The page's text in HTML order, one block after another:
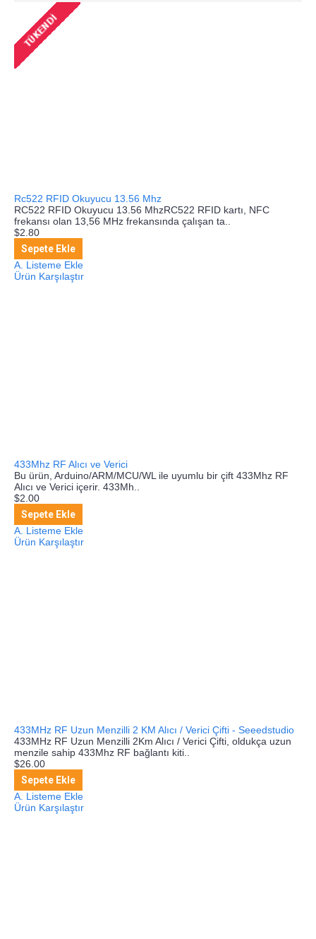
Rc522 RFID Okuyucu 13.56 Mhz
RC522 RFID Okuyucu 13.56 MhzRC522 RFID kartı, NFC
frekansı olan 13,56 MHz frekansında çalışan ta..
$2.80
Sepete Ekle
A. Listeme Ekle
Ürün Karşılaştır
433Mhz RF Alıcı ve Verici
Bu ürün, Arduino/ARM/MCU/WL ile uyumlu bir çift 433Mhz RF
Alıcı ve Verici içerir. 433Mh..
$2.00
Sepete Ekle
A. Listeme Ekle
Ürün Karşılaştır
433MHz RF Uzun Menzilli 2 KM Alıcı / Verici Çifti - Seeedstudio
433MHz RF Uzun Menzilli 2Km Alıcı / Verici Çifti, oldukça uzun
menzile sahip 433Mhz RF bağlantı kiti..
$26.00
Sepete Ekle
A. Listeme Ekle
Ürün Karşılaştır